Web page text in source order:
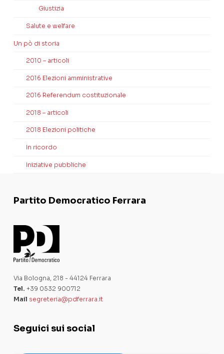
Giustizia
Salute e welfare
Un pò di storia
2010 – articoli
2016 Elezioni amministrative
2016 Referendum costituzionale
2018 – articoli
2018 Elezioni politiche
In ricordo
Iniziative pubbliche
Partito Democratico Ferrara
Via Bologna, 218 - 44124 Ferrara
Tel. +39 0532 900712
Mail segreteria@pdferrara.it
Seguici sui social